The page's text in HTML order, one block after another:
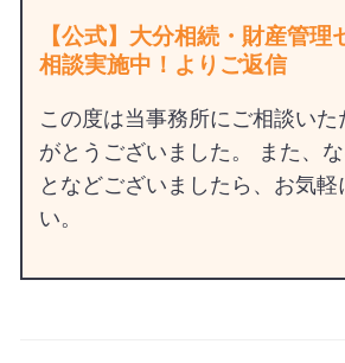
【公式】大分相続・財産管理
相談実施中！よりご返信
この度は当事務所にご相談いた
がとうございました。 また、
となどございましたら、お気軽
い。